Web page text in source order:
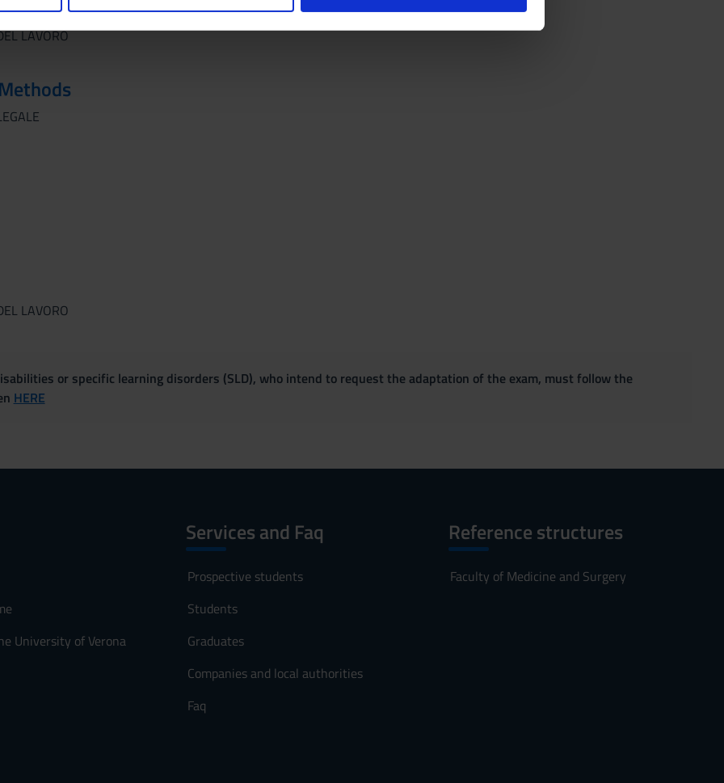
e social media, i quali potrebbero combinarle con altre informazioni che hai fornito loro o
LAVORO
LAVORO
or specific learning disorders (SLD), who intend to request the adaptation of the exam, must follow the
HERE
University of Verona
Services and Faq
Prospective students
Students
Graduates
Companies and local authorities
Faq
Reference structures
Faculty of Medicine and Surgery